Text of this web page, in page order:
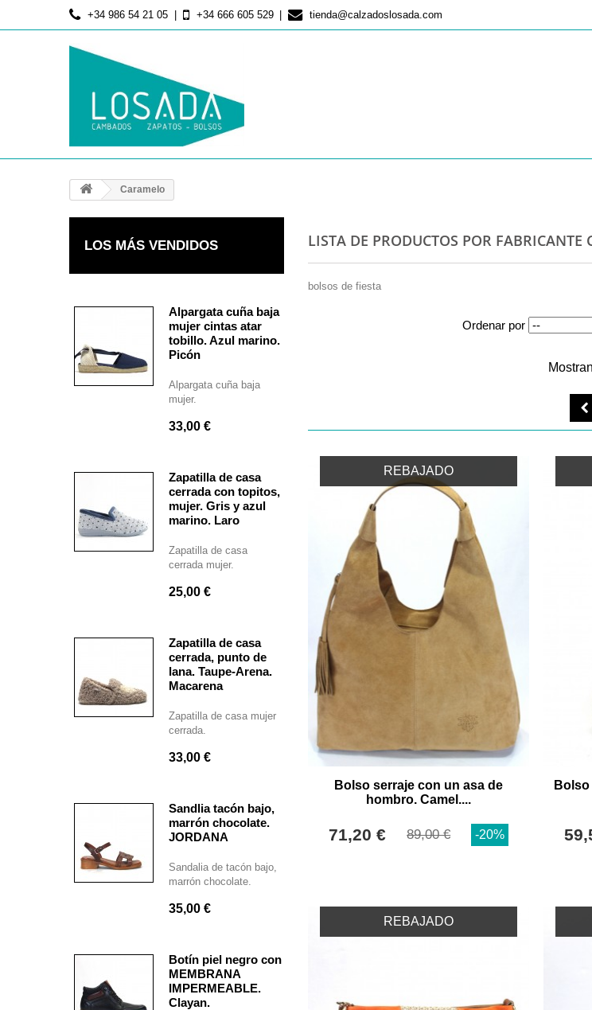
+34 986 54 21 05 +34 666 605 529 tienda@calzadoslosada.com
Caramelo
LOS MÁS VENDIDOS
Alpargata cuña baja
mujer cintas atar
tobillo. Azul marino.
Picón
Alpargata cuña baja
mujer.
33,00 €
Zapatilla de casa
cerrada con topitos,
mujer. Gris y azul
marino. Laro
Zapatilla de casa
cerrada mujer.
25,00 €
Zapatilla de casa
cerrada, punto de
lana. Taupe-Arena.
Macarena
Zapatilla de casa mujer
cerrada.
33,00 €
Sandlia tacón bajo,
marrón chocolate.
JORDANA
Sandalia de tacón bajo,
marrón chocolate.
35,00 €
Botín piel negro con
MEMBRANA
IMPERMEABLE.
Clayan.
LISTA DE PRODUCTOS POR FABRICANTE
bolsos de fiesta
Ordenar por
REBAJADO
Bolso serraje con un asa de
hombro. Camel....
71,20 € 89,00 € -20%
REBAJADO